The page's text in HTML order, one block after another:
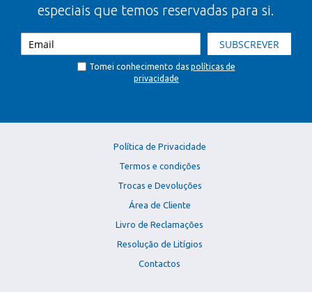
especiais que temos reservadas para si.
SUBSCREVER
Tomei conhecimento das políticas de
privacidade
Política de Privacidade
Termos e condições
Trocas e Devoluções
Área de Cliente
Livro de Reclamações
Resolução de Litígios
Contactos